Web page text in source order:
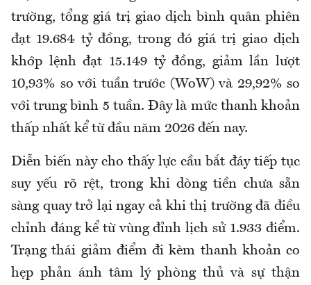
trường, tổng giá trị giao dịch bình quân phiên
đạt 19.684 tỷ đồng, trong đó giá trị giao dịch
khớp lệnh đạt 15.149 tỷ đồng, giảm lần lượt
10,93% so với tuần trước (WoW) và 29,92% so
với trung bình 5 tuần. Đây là mức thanh khoản
thấp nhất kể từ đầu năm 2026 đến nay.
Diễn biến này cho thấy lực cầu bắt đáy tiếp tục
suy yếu rõ rệt, trong khi dòng tiền chưa sẵn
sàng quay trở lại ngay cả khi thị trường đã điều
chỉnh đáng kể từ vùng đỉnh lịch sử 1.933 điểm.
Trạng thái giảm điểm đi kèm thanh khoản co
hẹp phản ánh tâm lý phòng thủ và sự thận